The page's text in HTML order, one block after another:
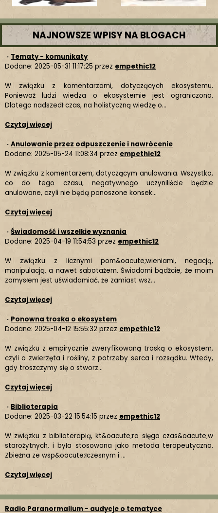
NAJNOWSZE WPISY NA BLOGACH
· Tematy - komunikaty
Dodane: 2025-05-31 11:17:25 przez empethic12
W związku z komentarzami, dotyczących ekosystemu.
Ponieważ ludzi wiedza o ekosystemie jest ograniczona.
Dlatego nadszedł czas, na holistyczną wiedzę o...
Czytaj więcej
· Anulowanie przez odpuszczenie i nawrócenie
Dodane: 2025-05-24 11:08:34 przez empethic12
W związku z komentarzem, dotyczącym anulowania. Wszystko,
co do tego czasu, negatywnego uczyniliście będzie
anulowane, czyli nie będą ponoszone konsek...
Czytaj więcej
· Świadomość i wszelkie wyznania
Dodane: 2025-04-19 11:54:53 przez empethic12
W związku z licznymi pom&oacute;wieniami, negacją,
manipulacją, a nawet sabotażem. Świadomi bądźcie, że moim
zamysłem jest uświadamiać, że zamiast wsz...
Czytaj więcej
· Ponowna troska o ekosystem
Dodane: 2025-04-12 15:55:32 przez empethic12
W związku z empirycznie zweryfikowaną troską o ekosystem,
czyli o zwierzęta i rośliny, z potrzeby serca i rozsądku. Wtedy,
gdy troszczymy się o stworz...
Czytaj więcej
· Biblioterapia
Dodane: 2025-03-22 15:54:15 przez empethic12
W związku z biblioterapią, kt&oacute;ra sięga czas&oacute;w
starożytnych, i była stosowana jako metoda terapeutyczna.
Zbieżna ze wsp&oacute;łczesnym i ...
Czytaj więcej
Radio Paranormalium - audycje o tematyce